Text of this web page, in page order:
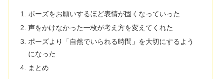
ポーズをお願いするほど表情が固くなっていった
声をかけなかった一枚が考え方を変えてくれた
ポーズより「自然でいられる時間」を大切にするよう
になった
まとめ